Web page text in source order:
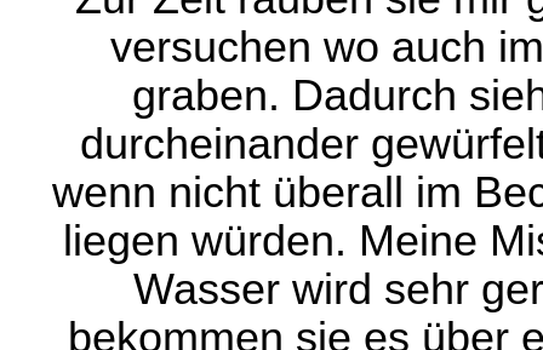
versuchen wo auch
graben. Dadurch
durcheinander
wenn nicht überall im
liegen würden. Meine
Wasser wird sehr
bekommen sie es über